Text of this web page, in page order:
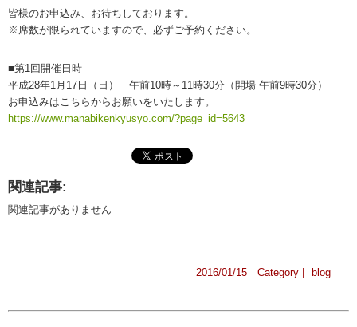
皆様のお申込み、お待ちしております。
※席数が限られていますので、必ずご予約ください。
■第1回開催日時
平成28年1月17日（日） 午前10時～11時30分（開場 午前9時30分）
お申込みはこちらからお願いをいたします。
https://www.manabikenkyusyo.com/?page_id=5643
関連記事:
関連記事がありません
2016/01/15 Category | blog